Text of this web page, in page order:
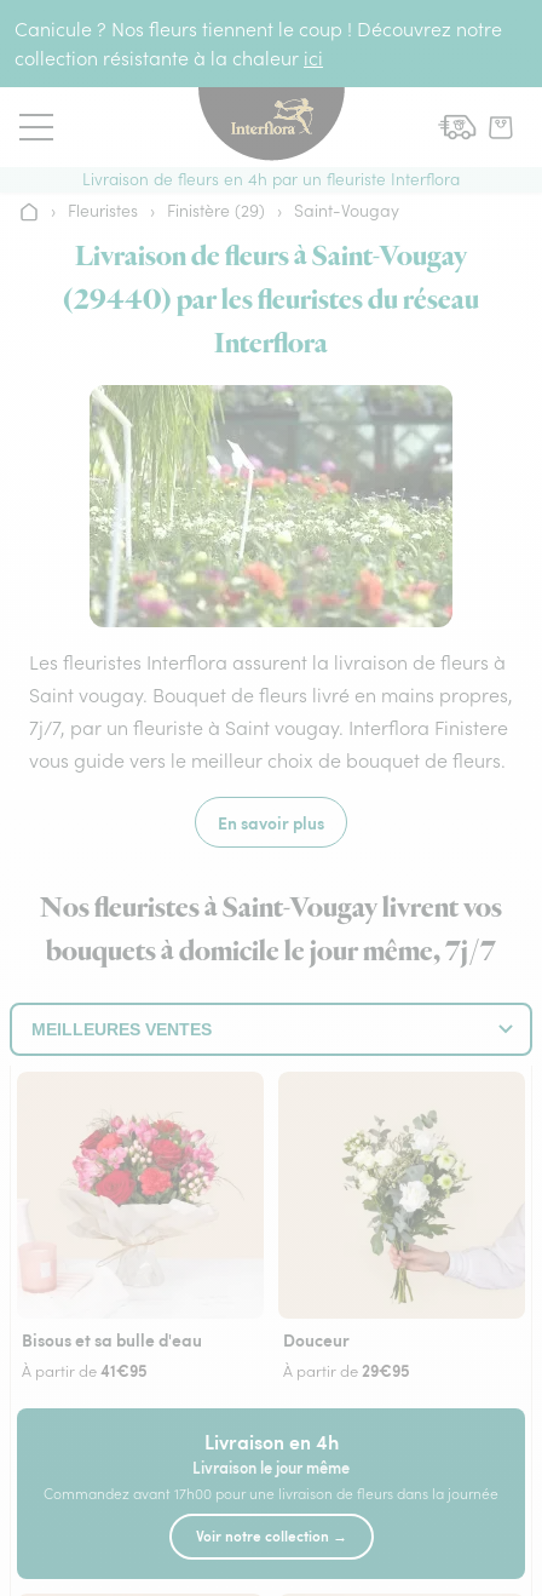
Canicule ? Nos fleurs tiennent le coup ! Découvrez notre
collection résistante à la chaleur ici
Livraison de fleurs en 4h par un fleuriste Interflora
Accueil
› Fleuristes › Finistère (29) › Saint-Vougay
Livraison de fleurs à Saint-Vougay
(29440) par les fleuristes du réseau
Interflora
Les fleuristes Interflora assurent la livraison de fleurs à
Saint vougay. Bouquet de fleurs livré en mains propres,
7j/7, par un fleuriste à Saint vougay. Interflora Finistere
vous guide vers le meilleur choix de bouquet de fleurs.
En savoir plus
Nos fleuristes à Saint-Vougay livrent vos
bouquets à domicile le jour même, 7j/7
Bisous et sa bulle d'eau
À partir de41€95
Douceur
À partir de 29€95
Livraison en 4h
Livraison le jour même
Commandez avant 17h00 pour une livraison de fleurs dans la journée
Voir notre collection →